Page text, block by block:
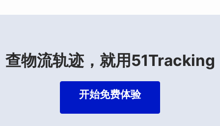
查物流轨迹，就用51Tracking
开始免费体验